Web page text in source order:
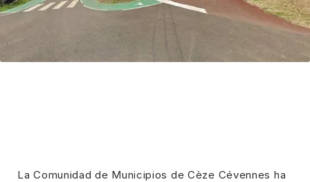
La Comunidad de Municipios de Cèze Cévennes ha